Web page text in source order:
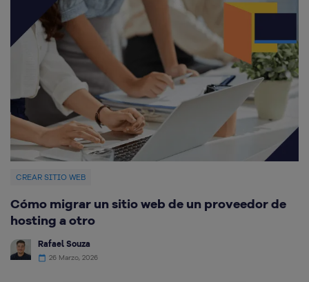
CREAR SITIO WEB
Cómo migrar un sitio web de un proveedor de
hosting a otro
Rafael Souza
26 Marzo, 2026